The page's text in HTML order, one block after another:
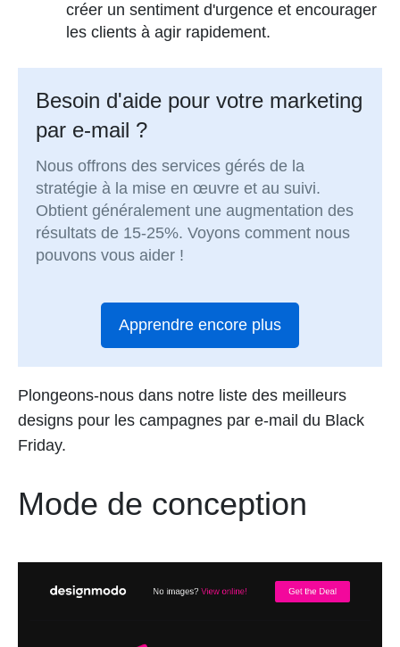
créer un sentiment d'urgence et encourager
les clients à agir rapidement.
Besoin d'aide pour votre marketing
par e-mail ?
Nous offrons des services gérés de la
stratégie à la mise en œuvre et au suivi.
Obtient généralement une augmentation des
résultats de 15-25%. Voyons comment nous
pouvons vous aider !
Apprendre encore plus
Plongeons-nous dans notre liste des meilleurs
designs pour les campagnes par e-mail du Black
Friday.
Mode de conception